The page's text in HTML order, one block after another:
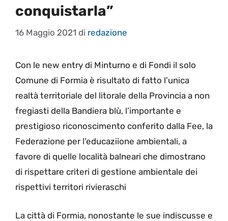
conquistarla”
16 Maggio 2021 di redazione
Con le new entry di Minturno e di Fondi il solo
Comune di Formia è risultato di fatto l’unica
realtà territoriale del litorale della Provincia a non
fregiasti della Bandiera blù, l’importante e
prestigioso riconoscimento conferito dalla Fee, la
Federazione per l’educaziione ambientali, a
favore di quelle località balneari che dimostrano
di rispettare criteri di gestione ambientale dei
rispettivi territori rivieraschi
La città di Formia, nonostante le sue indiscusse e